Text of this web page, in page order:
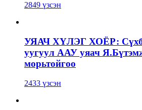
2849 үзсэн
УЯАЧ ХҮЛЭГ ХОЁР:
уугуул ААУ уяач
морьтойгоо
2433 үзсэн